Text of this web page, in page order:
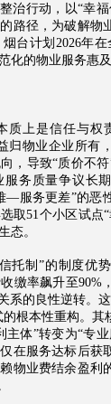
治行动，以“幸福
路径，为破解物
台计划2026年在
化的物业服务惠及
质上是信任与权
归物业企业所有
，导致“质价不
服务质量争议长
—服务更差”的恶
取51个小区试点
态。
托制”的制度优
缴率飙升至90%
系的良性逆转。
根本性重构。其
主体”转变为“专
在服务达标后获
物业费结余盈利